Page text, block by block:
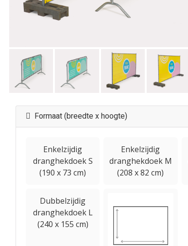
Formaat (breedte x hoogte)
Enkelzijdig
dranghekdoek S
(190 x 73 cm)
Enkelzijdig
dranghekdoek M
(208 x 82 cm)
Dubbelzijdig
dranghekdoek L
(240 x 155 cm)